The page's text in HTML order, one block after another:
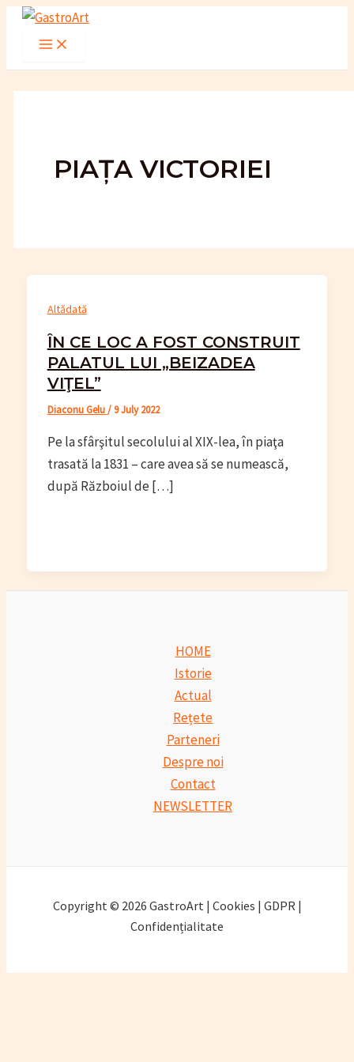
Skip
Main
PIAȚA VICTORIEI
Altădată
ÎN CE LOC A FOST CONSTRUIT
PALATUL LUI „BEIZADEA
VIŢEL”
Diaconu Gelu/9 July 2022
Pe la sfârşitul secolului al XIX-lea, în piaţa
trasată la 1831 – care avea să se numească,
după Războiul de […]
HOME
Istorie
Actual
Rețete
Parteneri
Despre noi
Contact
NEWSLETTER
Copyright © 2026 GastroArt | Cookies | GDPR |
Confidențialitate